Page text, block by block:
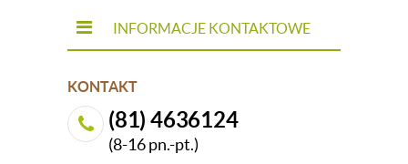
INFORMACJE KONTAKTOWE
KONTAKT
(81) 4636124
(8-16 pn.-pt.)